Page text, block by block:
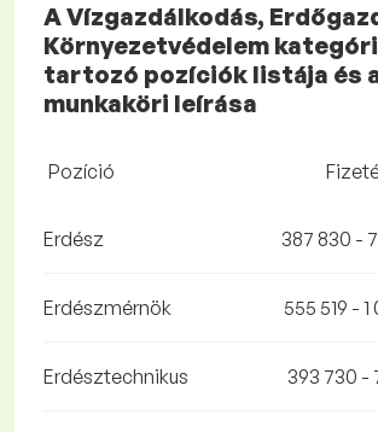
A Vízgazdálkodás,
Környezetvédelem
tartozó pozíciók listája és
munkaköri leírása
Pozíció
Erdész 387 830 -
Erdészmérnök 555 519 - 1
Erdésztechnikus 393 730 -